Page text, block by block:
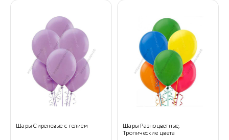
Шары Сиреневые с гелием
Шары Разноцветные,
Тропические цвета